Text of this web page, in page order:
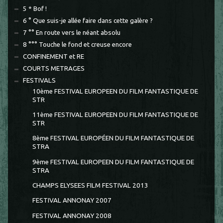
5 * Bof !
6 ° Que suis-je allée faire dans cette galère ?
7 °° En route vers le néant absolu
8 °°° Touche le fond et creuse encore
CONFINEMENT et RE
COURTS METRAGES
FESTIVALS
10ème FESTIVAL EUROPEEN DU FILM FANTASTIQUE DE
STR
11ème FESTIVAL EUROPEEN DU FILM FANTASTIQUE DE
STR
8ème FESTIVAL EUROPÉEN DU FILM FANTASTIQUE DE
STRA
9ème FESTIVAL EUROPEEN DU FILM FANTASTIQUE DE
STRA
CHAMPS ELYSEES FILM FESTIVAL 2013
FESTIVAL ANNONAY 2007
FESTIVAL ANNONAY 2008